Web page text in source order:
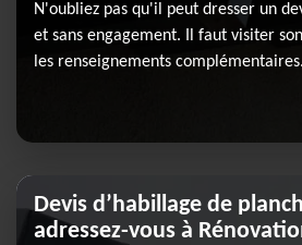
N'oubliez pas qu'il peut dresser un
et sans engagement. Il faut visiter
les renseignements complémentaires.
Devis d’habillage de
adressez-vous à